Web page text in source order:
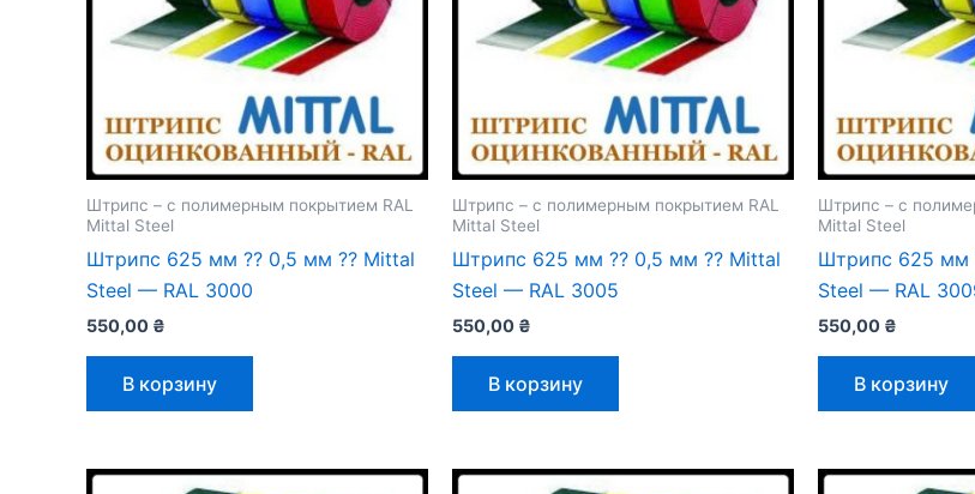
Штрипс – с полимерным покрытием RAL
Mittal Steel
Штрипс 625 мм ⁇ 0,5 мм ⁇ Mittal
Steel — RAL 3000
550,00 ₴
В корзину
Штрипс – с полимерным покрытием RAL
Mittal Steel
Штрипс 625 мм ⁇ 0,5 мм ⁇ Mittal
Steel — RAL 3005
550,00 ₴
В корзину
Штрипс – с
Mittal Steel
Штрипс 625
Steel — RAL
550,00 ₴
В корзину